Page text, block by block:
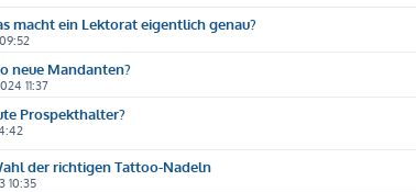
macht ein Lektorat eigentlich genau?
neue Mandanten?
11:37
Prospekthalter?
der richtigen Tattoo-Nadeln
10:35